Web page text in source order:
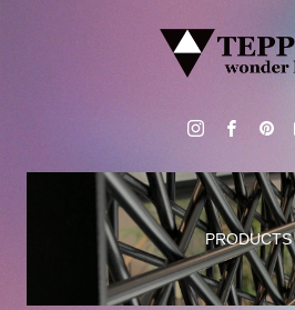
PRODUCTS